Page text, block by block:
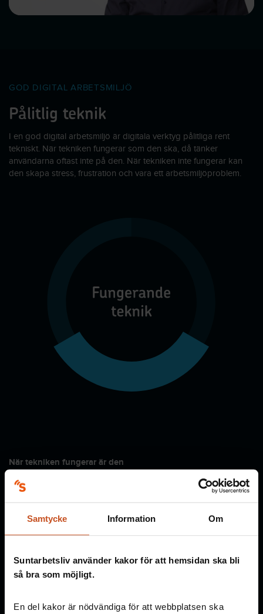
Samtycke Information Om
Suntarbetsliv använder kakor för att hemsidan ska bli
så bra som möjligt.
En del kakor är nödvändiga för att webbplatsen ska
GOD DIGITAL ARBETSMILJÖ
Pålitlig teknik
I en god digital arbetsmiljö är digitala verktyg pålitliga rent
tekniskt. När tekniken fungerar som den ska, då tänker
användarna oftast inte på den. När tekniken inte fungerar kan
den skapa stress, frustration och vara ett arbetsmiljöproblem.
När tekniken fungerar är den
stabil och går att lita på
verksamhetens behov
utrustad med ändamålsenliga sladdar, skärmar, adaptrar,
När tekniken strular
krånglar skrivare eller projektorer